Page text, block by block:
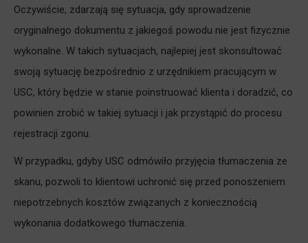
Oczywiście, zdarzają się sytuacja, gdy sprowadzenie
oryginalnego dokumentu z jakiegoś powodu nie jest fizycznie
wykonalne. W takich sytuacjach, najlepiej jest skonsultować
swoją sytuację bezpośrednio z urzędnikiem pracującym w
USC, który będzie w stanie poinstruować klienta i doradzić, co
powinien zrobić w takiej sytuacji i jak przystąpić do procesu
rejestracji zgonu.
W przypadku, gdyby USC odmówiło przyjęcia tłumaczenia ze
skanu, pozwoli to klientowi uchronić się przed ponoszeniem
niepotrzebnych kosztów związanych z koniecznością
wykonania dodatkowego tłumaczenia.